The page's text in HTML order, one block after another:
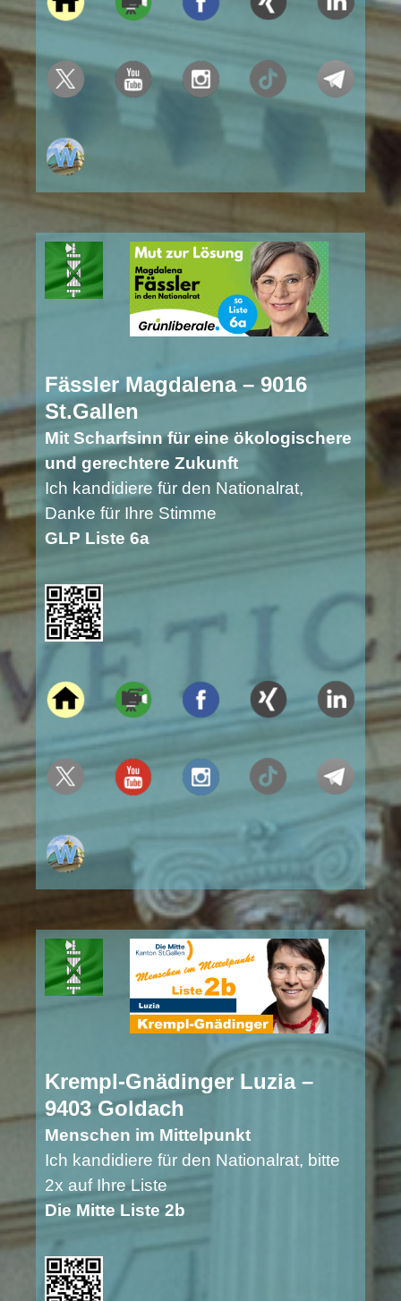
Fässler Magdalena – 9016
St.Gallen
Mit Scharfsinn für eine ökologischere
und gerechtere Zukunft
Ich kandidiere für den Nationalrat,
Danke für Ihre Stimme
GLP Liste 6a
Krempl-Gnädinger Luzia –
9403 Goldach
Menschen im Mittelpunkt
Ich kandidiere für den Nationalrat, bitte
2x auf Ihre Liste
Die Mitte Liste 2b